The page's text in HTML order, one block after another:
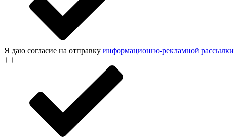
Я даю согласие на отправку информационно-рекламной рассылки